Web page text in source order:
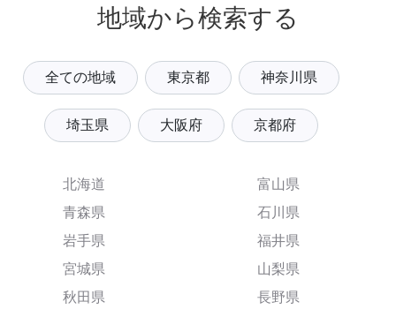
地域から検索する
全ての地域 東京都 神奈川県
埼玉県 大阪府 京都府
北海道
青森県
岩手県
宮城県
秋田県
富山県
石川県
福井県
山梨県
長野県